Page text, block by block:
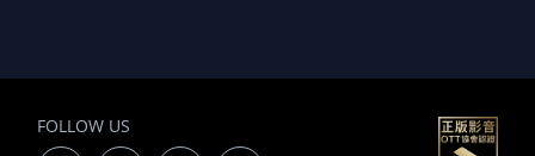
FOLLOW US